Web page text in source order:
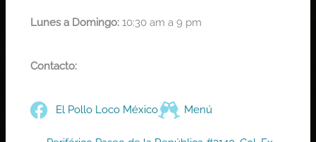
Lunes a Domingo: 10:30 am a 9 pm
Contacto:
El Pollo Loco México Menú